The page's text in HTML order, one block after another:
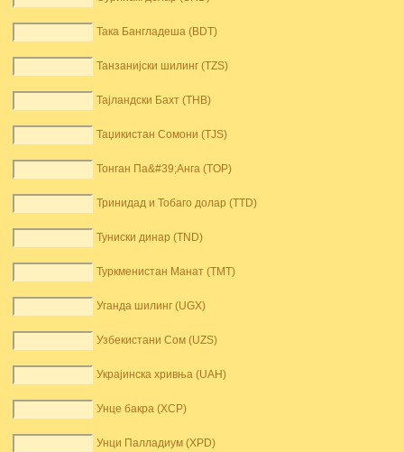
Така Бангладеша (BDT)
Танзанијски шилинг (TZS)
Тајландски Бахт (THB)
Таџикистан Сомони (TJS)
Тонган Па&#39;Анга (TOP)
Тринидад и Тобаго долар (TTD)
Туниски динар (TND)
Туркменистан Манат (TMT)
Уганда шилинг (UGX)
Узбекистани Сом (UZS)
Украјинска хривња (UAH)
Унце бакра (XCP)
Унци Палладиум (XPD)